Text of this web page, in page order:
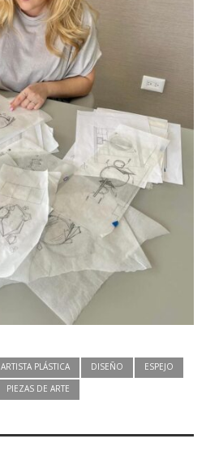
ARTISTA PLÁSTICA DISEÑO
ESPEJO
PIEZAS DE ARTE